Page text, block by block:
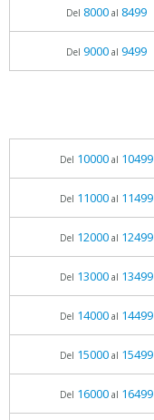
Del 8000al 8499
Del 9000al 9499
Del 10000al 10499
Del 11000al 11499
Del 12000al 12499
Del 13000al 13499
Del 14000al 14499
Del 15000al 15499
Del 16000al 16499